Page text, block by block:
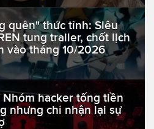
quên" thức tỉnh: Siêu
tung trailer, chốt lịch
vào tháng 10/2026
hacker tống tiền
nhưng chỉ nhận lại sự